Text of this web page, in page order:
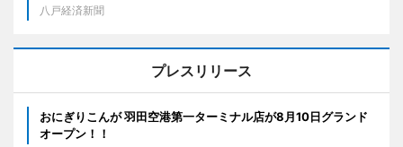
八戸経済新聞
プレスリリース
おにぎりこんが 羽田空港第一ターミナル店が8月10日グランド
オープン！！